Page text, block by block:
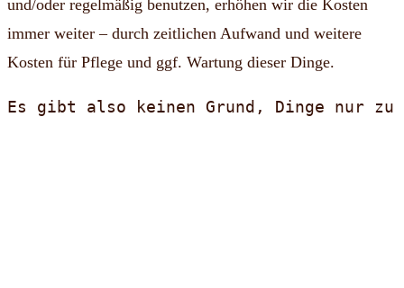
und/oder regelmäßig benutzen, erhöhen wir die Kosten
immer weiter – durch zeitlichen Aufwand und weitere
Kosten für Pflege und ggf. Wartung dieser Dinge.
Es gibt also keinen Grund, Dinge nur